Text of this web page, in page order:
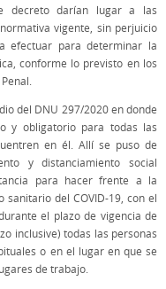
decreto darían lugar a las
vigente, sin perjuicio
efectuar para determinar la
conforme lo previsto en los
del DNU 297/2020 en donde
y obligatorio para todas las
en él. Allí se puso de
y distanciamiento social
para hacer frente a la
del COVID-19, con el
el plazo de vigencia de
inclusive) todas las personas
o en el lugar en que se
de trabajo.